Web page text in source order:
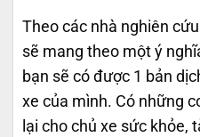
Theo các nhà nghiên
sẽ mang theo một ý
bạn sẽ có được 1 bản
xe của mình. Có những
lại cho chủ xe sức khỏe,